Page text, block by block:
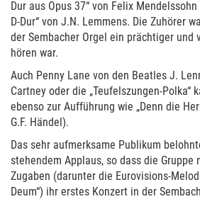
Dur aus Opus 37“ von Felix
D-Dur“ von J.N. Lemmens. Die Zuhörer
der Sembacher Orgel ein prächtiger und
hören war.
Auch Penny Lane von den Beatles J.
Cartney oder die „Teufelszungen-Polka“
ebenso zur Aufführung wie „Denn die
G.F. Händel).
Das sehr aufmerksame Publikum
stehendem Applaus, so dass die Gruppe
Zugaben (darunter die Eurovisions-
Deum“) ihr erstes Konzert in der